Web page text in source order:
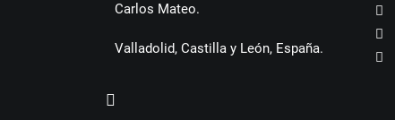
Carlos Mateo.
Valladolid, Castilla y León, España.